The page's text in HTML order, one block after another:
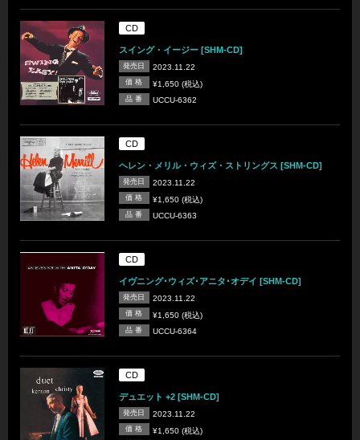
CD
スイング・イージー [SHM-CD]
発売日 2023.11.22
価 格 ¥1,650 (税込)
品 番 UCCU-6362
CD
ヘレン・メリル・ウィズ・ストリングス [SHM-CD]
発売日 2023.11.22
価 格 ¥1,650 (税込)
品 番 UCCU-6363
CD
イヴニング･ウィズ･アニタ･オデイ [SHM-CD]
発売日 2023.11.22
価 格 ¥1,650 (税込)
品 番 UCCU-6364
CD
デュエット +2 [SHM-CD]
発売日 2023.11.22
価 格 ¥1,650 (税込)